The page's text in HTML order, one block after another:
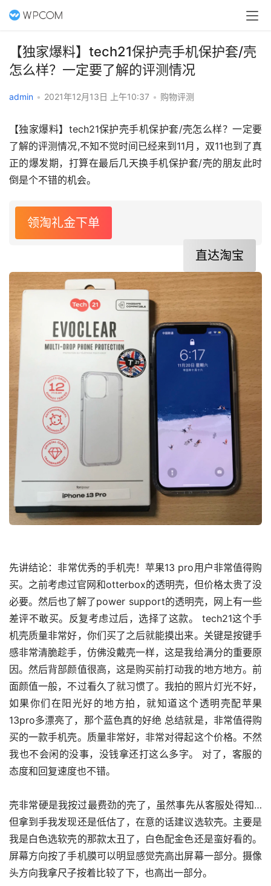
【独家爆料】tech21保护壳手机保护套/壳
怎么样？一定要了解的评测情况
admin • 2021年12月13日 上午10:37 • 购物评测
【独家爆料】tech21保护壳手机保护套/壳怎么样？一定要
了解的评测情况,不知不觉时间已经来到11月，双11也到了真
正的爆发期，打算在最后几天换手机保护套/壳的朋友此时
倒是个不错的机会。
领淘礼金下单
直达淘宝
先讲结论：非常优秀的手机壳！苹果13 pro用户非常值得购
买。之前考虑过官网和otterbox的透明壳，但价格太贵了没
必要。然后也了解了power support的透明壳，网上有一些
差评不敢买。反复考虑过后，选择了这款。 tech21这个手
机壳质量非常好，你们买了之后就能摸出来。关键是按键手
感非常清脆趁手，仿佛没戴壳一样，这是我给满分的重要原
因。然后背部颜值很高，这是购买前打动我的地方地方。前
面颜值一般，不过看久了就习惯了。我拍的照片灯光不好，
如果你们在阳光好的地方拍，就知道这个透明壳配苹果
13pro多漂亮了，那个蓝色真的好绝 总结就是，非常值得购
买的一款手机壳。质量非常好，非常对得起这个价格。不然
我也不会闲的没事，没钱拿还打这么多字。 对了，客服的
态度和回复速度也不错。
壳非常硬是我按过最费劲的壳了，虽然事先从客服处得知…
但拿到手我发现还是低估了，在意的话建议选软壳。主要是
我是白色选软壳的那款太丑了，白色配金色还是蛮好看的。
屏幕方向按了手机膜可以明显感觉壳高出屏幕一部分。摄像
头方向我拿尺子按着比较了下，也高出一部分。